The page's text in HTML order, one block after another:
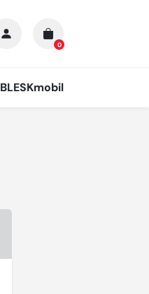
0
BLESKmobil